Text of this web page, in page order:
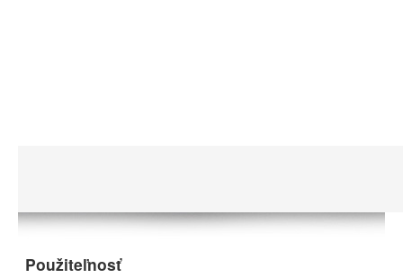
Použiteľnosť